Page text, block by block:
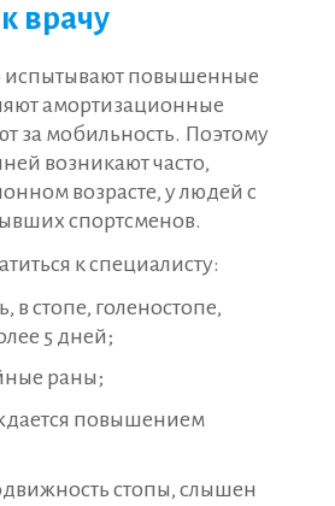
врачу
испытывают повышенные
амортизационные
за мобильность. Поэтому
возникают часто,
возрасте, у людей с
спортсменов.
к специалисту:
в стопе, голеностопе,
5 дней;
раны;
повышением
стопы, слышен